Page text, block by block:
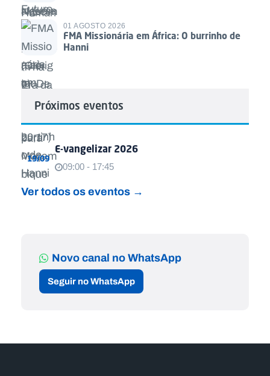
01 AGOSTO 2026
FMA Missionária em África: O burrinho de
Hanni
Próximos eventos
19/09
E-vangelizar 2026
09:00 - 17:45
Ver todos os eventos →
Novo canal no WhatsApp
Seguir no WhatsApp